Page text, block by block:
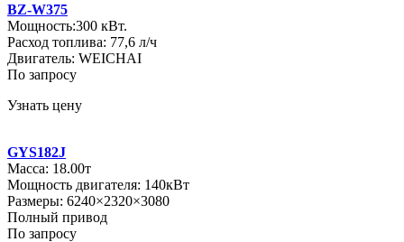
BZ-W375
Мощность:300 кВт.
Расход топлива: 77,6 л/ч
Двигатель: WEICHAI
По запросу
Узнать цену
GYS182J
Масса: 18.00т
Мощность двигателя: 140кВт
Размеры: 6240×2320×3080
Полный привод
По запросу